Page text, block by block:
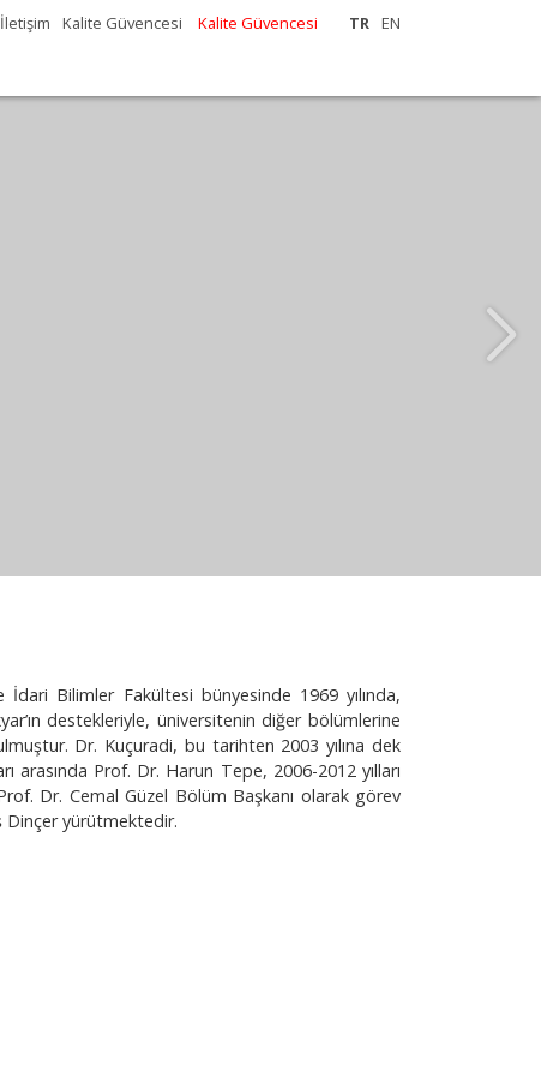
TR EN
İletişim Kalite Güvencesi Kalite Güvencesi
Bilimler Fakültesi bünyesinde 1969 yılında,
destekleriyle, üniversitenin diğer bölümlerine
Dr. Kuçuradi, bu tarihten 2003 yılına dek
arasında Prof. Dr. Harun Tepe, 2006-2012 yılları
Dr. Cemal Güzel Bölüm Başkanı olarak görev
Dinçer yürütmektedir.